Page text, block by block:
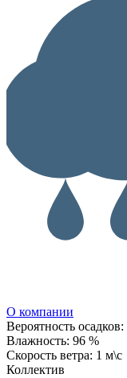
О компании
Вероятность осадков:
Влажность: 96 %
Скорость ветра: 1 м\с
Коллектив